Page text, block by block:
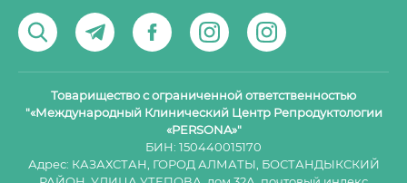
Товарищество с ограниченной ответственностью
"«Международный Клинический Центр Репродуктологии
«PERSONA»"
БИН: 150440015170
Адрес: КАЗАХСТАН, ГОРОД АЛМАТЫ, БОСТАНДЫКСКИЙ